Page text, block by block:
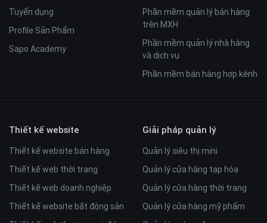
Tuyển dụng
Profile Sản Phẩm
Sapo Academy
Phần mềm quản lý bán hàng
trên MXH
Phần mềm quản lý nhà hàng
và dịch vụ
Phần mềm bán hàng hợp kênh
Thiết kế website
Thiết kế website bán hàng
Thiết kế web thời trang
Thiết kế web doanh nghiệp
Thiết kế website bất động sản
Giải pháp quản lý
Quản lý siêu thị mini
Quản lý cửa hàng tạp hóa
Quản lý cửa hàng thời trang
Quản lý cửa hàng mỹ phẩm